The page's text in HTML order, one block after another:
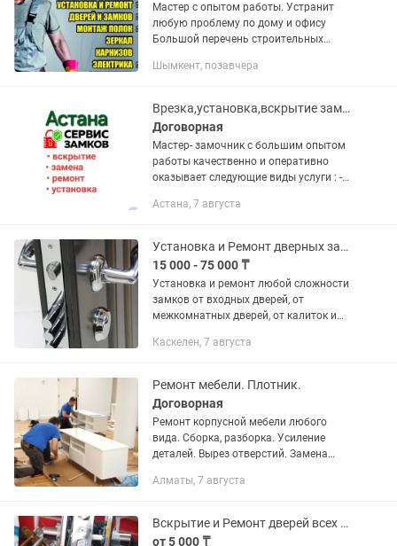
Мастер с опытом работы. Устранит
любую проблему по дому и офису
Большой перечень строительных
Гарантия качество Звоните в любое
Шымкент, позавчера
Врезка,установка,вскрытие замка, замена сердцевины замков,ремонт дверных
Договорная
Мастер- замочник с большим опытом
работы качественно и оперативно
оказывает следующие виды услуги : -
повреждения двери (в случае
замка) ...
Астана, 7 августа
Установка и Ремонт дверных замков любой сложности
15 000 - 75 000 ₸
Установка и ремонт любой сложности
замков от входных дверей, от
межкомнатных дверей, от калиток и
Замена ручек, тела и цилиндра
Каскелен, 7 августа
Ремонт мебели. Плотник.
Договорная
Ремонт корпусной мебели любого
вида. Сборка, разборка. Усиление
деталей. Вырез отверстий. Замена
предметов. Установка, ремонт
ламината,...
Алматы, 7 августа
Вскрытие и Ремонт дверей всех видов. Установка,замена замков и ручек и т.д.
от 5 000 ₸